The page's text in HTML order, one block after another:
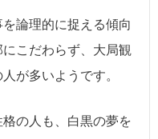
論理的に捉える傾向
こだわらず、大局観
が多いようです。
の人も、白黒の夢を